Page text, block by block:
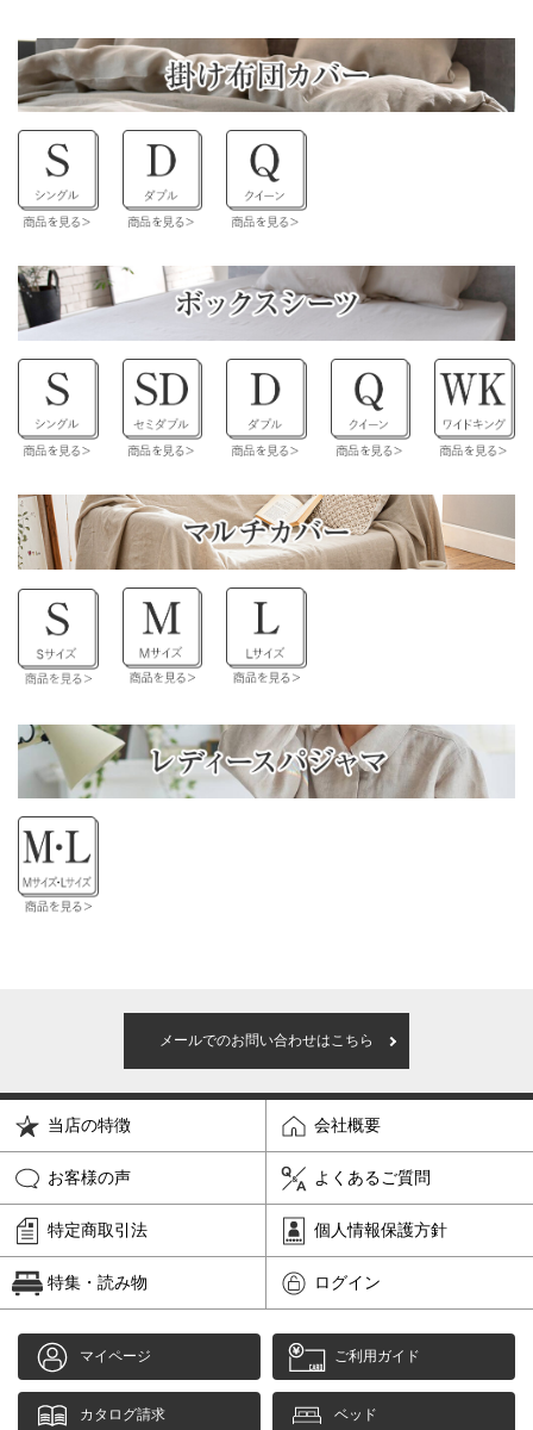
メールでのお問い合わせはこちら
当店の特徴 会社概要
お客様の声 よくあるご質問
特定商取引法 個人情報保護方針
特集・読み物 ログイン
マイページ ご利用ガイド
カタログ請求 ベッド